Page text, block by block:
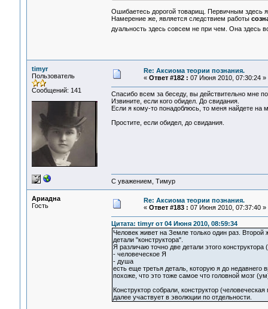
Ошибаетесь дорогой товарищ. Первичным здесь
Намерение же, является следствием работы
дуальность здесь совсем не при чем. Она здесь
timyr
Пользователь
Сообщений: 141
Re: Аксиома теории познания.
« Ответ #182 : 07 Июня 2010, 07:30:24 »
Спасибо всем за беседу, вы действительно мне
Извините, если кого обидел. До свидания.
Если я кому-то понадоблюсь, то меня найдете на
Простите, если обидел, до свидания.
С уважением, Тимур
Ариадна
Гость
Re: Аксиома теории познания.
« Ответ #183 : 07 Июня 2010, 07:37:40 »
Цитата: timyr от 04 Июня 2010, 08:59:34
Человек живет на Земле только один раз.
детали "конструктора".
Я различаю точно две детали этого конструктора
- человеческое Я
- душа
есть еще третья деталь, которую я до
похоже, что это тоже самое что головной мозг
Конструктор собрали, конструктор
далее участвует в эволюции по отдельности.